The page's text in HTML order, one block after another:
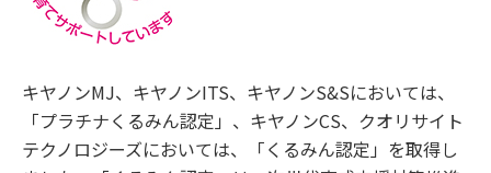
キヤノンMJ、キヤノンITS、キヤノンS&Sにおいては、
「プラチナくるみん認定」、キヤノンCS、クオリサイト
テクノロジーズにおいては、「くるみん認定」を取得し